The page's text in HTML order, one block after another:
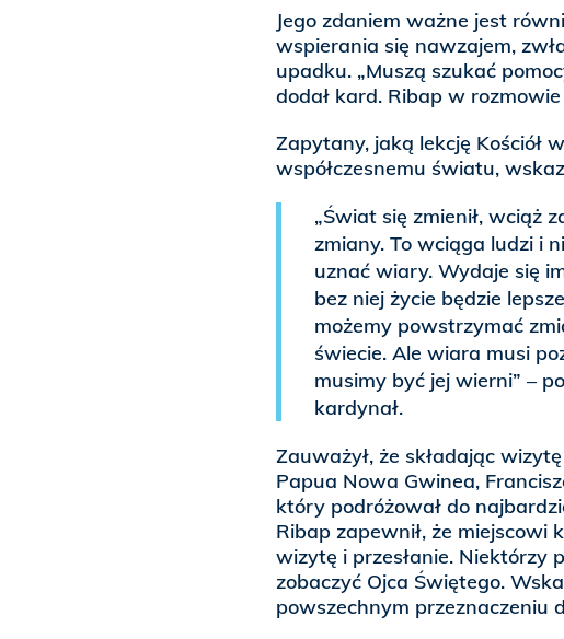
Jego zdaniem ważne jest
wspierania się nawzajem,
upadku. „Muszą szukać
dodał kard. Ribap w
Zapytany, jaką lekcję Kościół
współczesnemu światu,
„Świat się zmienił, wciąż
zmiany. To wciąga ludzi i
uznać wiary. Wydaje się
bez niej życie będzie
możemy powstrzymać
świecie. Ale wiara musi
musimy być jej wierni” –
kardynał.
Zauważył, że składając
Papua Nowa Gwinea,
który podróżował do
Ribap zapewnił, że miejscowi
wizytę i przesłanie. Niektórzy
zobaczyć Ojca Świętego.
powszechnym przeznaczeniu